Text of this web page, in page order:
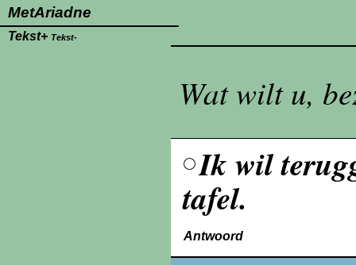
MetAriadne
Tekst+ Tekst-
Wat wilt u,
Ik wil
tafel.
Antwoord